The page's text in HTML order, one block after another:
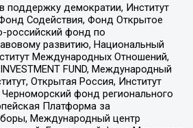
демократии, Институт
Содействия, Фонд Открытое
российский фонд по
развитию, Национальный
Международных Отношений,
INVESTMENT FUND, Международный
Открытая Россия, Институт
фонд регионального
Платформа за
Международный центр